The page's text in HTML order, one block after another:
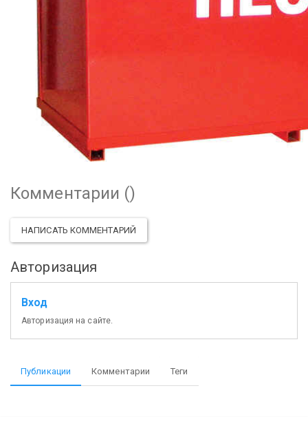
Комментарии ()
НАПИСАТЬ КОММЕНТАРИЙ
Авторизация
Вход
Авторизация на сайте.
Публикации Комментарии Теги